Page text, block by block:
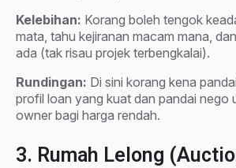
Kelebihan: Korang boleh tengok
mata, tahu kejiranan macam mana,
ada (tak risau projek terbengkalai).
Rundingan: Di sini korang kena
profil loan yang kuat dan pandai nego
owner bagi harga rendah.
3. Rumah Lelong